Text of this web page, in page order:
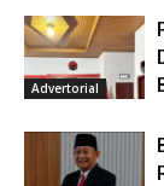
Advertorial